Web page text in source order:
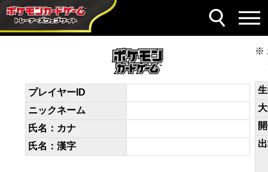
デッキコード
y2py2S-YMpuam-pUMSpR
プレイヤーID
ニックネーム
氏名：カナ
氏名：漢字